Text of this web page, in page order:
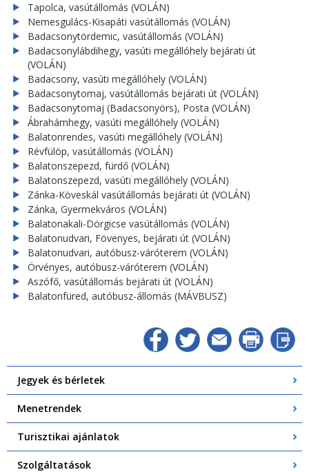
Tapolca, vasútállomás (VOLÁN)
Nemesgulács-Kisapáti vasútállomás (VOLÁN)
Badacsonytördemic, vasútállomás (VOLÁN)
Badacsonylábdihegy, vasúti megállóhely bejárati út
(VOLÁN)
Badacsony, vasúti megállóhely (VOLÁN)
Badacsonytomaj, vasútállomás bejárati út (VOLÁN)
Badacsonytomaj (Badacsonyörs), Posta (VOLÁN)
Ábrahámhegy, vasúti megállóhely (VOLÁN)
Balatonrendes, vasúti megállóhely (VOLÁN)
Révfülöp, vasútállomás (VOLÁN)
Balatonszepezd, fürdő (VOLÁN)
Balatonszepezd, vasúti megállóhely (VOLÁN)
Zánka-Köveskál vasútállomás bejárati út (VOLÁN)
Zánka, Gyermekváros (VOLÁN)
Balatonakali-Dörgicse vasútállomás (VOLÁN)
Balatonudvari, Fövenyes, bejárati út (VOLÁN)
Balatonudvari, autóbusz-váróterem (VOLÁN)
Örvényes, autóbusz-váróterem (VOLÁN)
Aszófő, vasútállomás bejárati út (VOLÁN)
Balatonfüred, autóbusz-állomás (MÁVBUSZ)
Jegyek és bérletek
Menetrendek
Turisztikai ajánlatok
Szolgáltatások